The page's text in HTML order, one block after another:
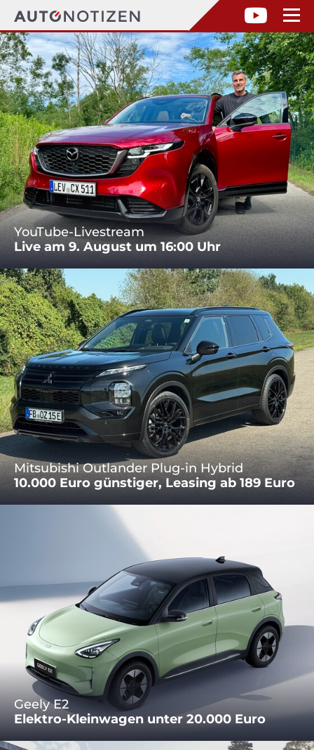
YouTube-Livestream
Live am 9. August um 16:00 Uhr
Mitsubishi Outlander Plug-in Hybrid
10.000 Euro günstiger, Leasing ab 189 Euro
Geely E2
Elektro-Kleinwagen unter 20.000 Euro